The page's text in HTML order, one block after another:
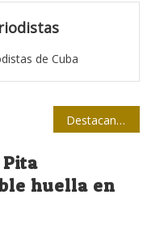
de Cuba
Destacan en Estados Unidos vacunación masiva en Cuba contra la Covid-19
huella en